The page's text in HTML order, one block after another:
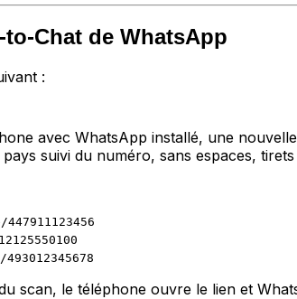
Chat de WhatsApp
:
avec WhatsApp installé, une
pays suivi du numéro, sans espaces,
scan, le téléphone ouvre le lien et